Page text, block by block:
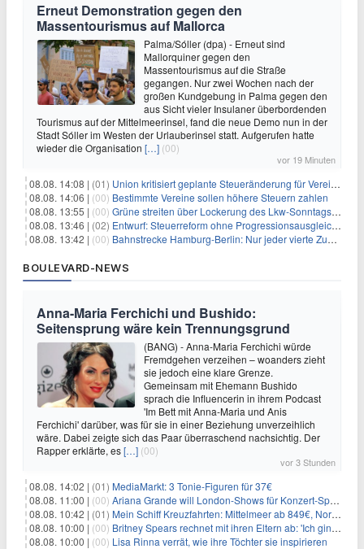
Erneut Demonstration gegen den
Massentourismus auf Mallorca
Palma/Sóller (dpa) - Erneut sind
Mallorquiner gegen den
Massentourismus auf die Straße
gegangen. Nur zwei Wochen nach der
großen Kundgebung in Palma gegen den
aus Sicht vieler Insulaner überbordenden
Tourismus auf der Mittelmeerinsel, fand die neue Demo nun in der
Stadt Sóller im Westen der Urlauberinsel statt. Aufgerufen hatte
wieder die Organisation […] (00)
vor 19 Minuten
08.08. 14:08 | (01) Union kritisiert geplante Steueränderung für Vereine
08.08. 14:06 | (00) Bestimmte Vereine sollen höhere Steuern zahlen
08.08. 13:55 | (00) Grüne streiten über Lockerung des Lkw-Sonntagsfahrverbots
08.08. 13:46 | (02) Entwurf: Steuerreform ohne Progressionsausgleich geplant
08.08. 13:42 | (00) Bahnstrecke Hamburg-Berlin: Nur jeder vierte Zug pünktlich
BOULEVARD-NEWS
Anna-Maria Ferchichi und Bushido:
Seitensprung wäre kein Trennungsgrund
(BANG) - Anna-Maria Ferchichi würde
Fremdgehen verzeihen – woanders zieht
sie jedoch eine klare Grenze.
Gemeinsam mit Ehemann Bushido
sprach die Influencerin in ihrem Podcast
'Im Bett mit Anna-Maria und Anis
Ferchichi' darüber, was für sie in einer Beziehung unverzeihlich
wäre. Dabei zeigte sich das Paar überraschend nachsichtig. Der
Rapper erklärte, es[…] (00)
vor 3 Stunden
08.08. 14:02 | (01) MediaMarkt: 3 Tonie-Figuren für 37€
08.08. 11:00 | (00) Ariana Grande will London-Shows für Konzert-Special filmen
08.08. 10:42 | (01) Mein Schiff Kreuzfahrten: Mittelmeer ab 849€, Norwegen ab 999€ p.P.
08.08. 10:00 | (00) Britney Spears rechnet mit ihren Eltern ab: 'Ich ging zwei Monate lang auf die Knie und weinte'
08.08. 10:00 | (00) Lisa Rinna verrät, wie ihre Töchter sie inspirieren